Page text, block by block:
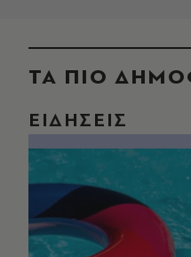
ΤΑ ΠΙΟ
ΕΙΔΗΣΕΙΣ